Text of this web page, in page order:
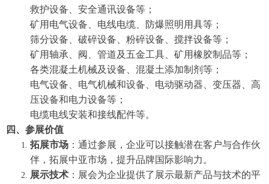
救护设备、安全通讯设备等；
矿用电气设备、电线电缆、防爆照明用具等；
筛分设备、破碎设备、粉碎设备、搅拌设备等；
矿用轴承、阀、管道及五金工具、矿用橡胶制品等；
各类混凝土机械及设备、混凝土添加制剂等；
电气设备、电气机械和设备、电动驱动器、变压器、高
压设备和电力设备等；
电缆电线安装和接线配件等。
四、参展价值
拓展市场 ：通过参展，企业可以接触潜在客户与合作伙
伴，拓展中亚市场，提升品牌国际影响力。
展示技术 ：展会为企业提供了展示最新产品与技术的平